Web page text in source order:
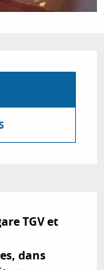
TGV et
dans